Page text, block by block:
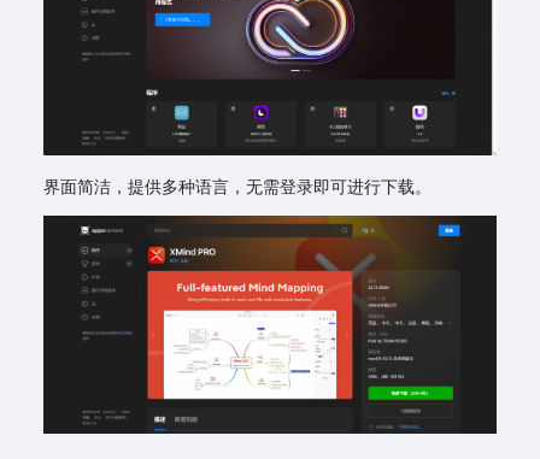
界面简洁，提供多种语言，无需登录即可进行下载。